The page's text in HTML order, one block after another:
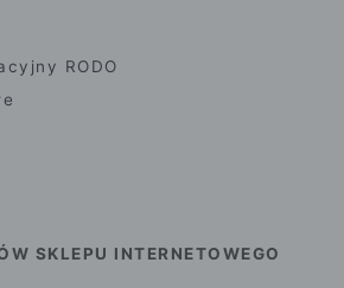
RODO
SKLEPU INTERNETOWEGO